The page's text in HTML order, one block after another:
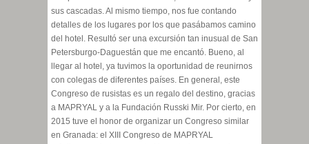
sus cascadas. Al mismo tiempo, nos fue contando
detalles de los lugares por los que pasábamos camino
del hotel. Resultó ser una excursión tan inusual de San
Petersburgo-Daguestán que me encantó. Bueno, al
llegar al hotel, ya tuvimos la oportunidad de reunirnos
con colegas de diferentes países. En general, este
Congreso de rusistas es un regalo del destino, gracias
a MAPRYAL y a la Fundación Russki Mir. Por cierto, en
2015 tuve el honor de organizar un Congreso similar
en Granada: el XIII Congreso de MAPRYAL